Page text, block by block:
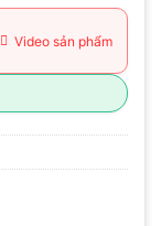
Video sản phẩm